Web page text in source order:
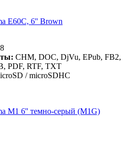
E60C, 6'' Brown
CHM, DOC, DjVu, EPub, FB2,
PDF, RTF, TXT
/ microSDHC
M1 6'' темно-серый (M1G)